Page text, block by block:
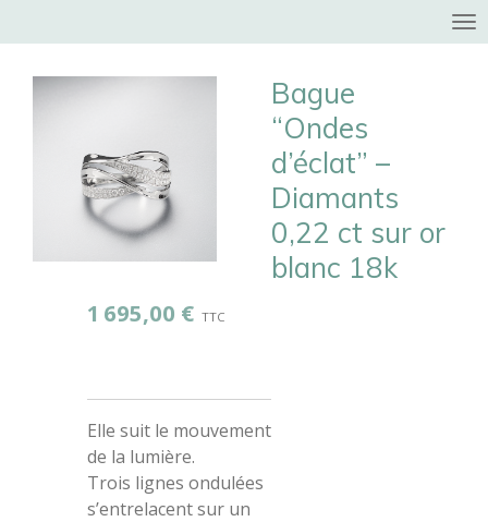
au
contenu
Bague
“Ondes
d’éclat” –
Diamants
0,22 ct sur or
blanc 18k
1 695,00 €
Elle suit le mouvement
de la lumière.
Trois lignes ondulées
s’entrelacent sur un